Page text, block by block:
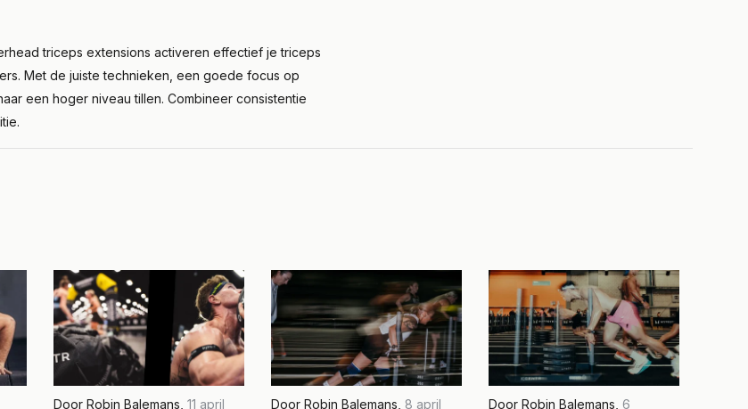
triceps extensions activeren effectief je triceps
Met de juiste technieken, een goede focus op
een hoger niveau tillen. Combineer consistentie
Door Robin Balemans 11 april Door Robin Balemans 8 april Door Robin Balemans 6